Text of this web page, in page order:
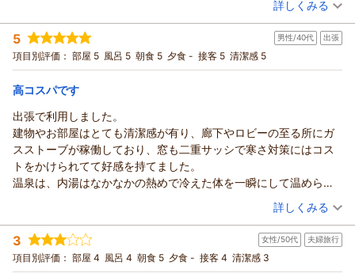
投稿者： ジャリーさん(女性/50代)
宿泊プラン： 【じゃらんスペシャルウィーク】最終イン22時までOK！源泉
かけ流しの温泉♪ビジネス・観光に♪素泊まり
和室 食事なし
宿泊価格帯： 5,001～6,000円(大人一人あたり/税込)
詳しくみる
5 男性/40代 出張
項目別評価： 部屋 5 風呂 5 朝食 5 夕食 - 接客 5 清潔感 5
高コスパです
出張で利用しました。
建物やお部屋はとても清潔感が有り、廊下やロビーの至る所にガ
スストーブが稼働しており、窓も二重サッシで寒さ対策にはコス
トをかけられてて好感を持てました。
温泉は、内湯はなかなかの熱めで冷えた体を一瞬にして温められ
冬場は内湯で温まってから露天へ行った方がいいかもですね。
朝食はお弁当箱におかずが数品と、ごはん・お味噌汁はお代わり
自由で納豆、温泉卵付きでとても満足でした。
また機会がありましたら利用したいです。
（投稿日：2025/11/28）
宿泊時期： 2025年11月宿泊 (出張)
投稿者： ngsm79さん
宿泊プラン： 【じゃらんスペシャルウィーク】【朝食付】和朝食で1日をス
タート！チェックインは22時までOK
和室 朝のみ
詳しくみる
3 女性/50代 夫婦旅行
項目別評価： 部屋 4 風呂 4 朝食 5 夕食 - 接客 4 清潔感 3